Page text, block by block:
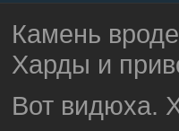
Камень
Харды и
Вот видюха.